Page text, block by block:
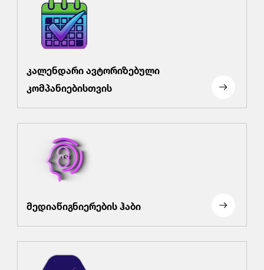
კალენდარი ავტორიზებული
კომპანიებისთვის
მედიაწიგნიერების ჰაბი